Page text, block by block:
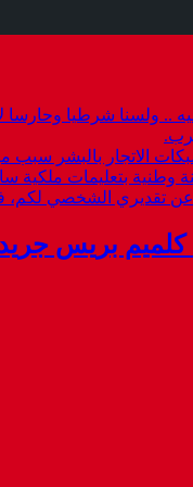
ولسنا شرطيا وحارسا
الاتجار بالبشر سبب
وطنية بتعليمات
عن تقديري الشخصي
كلميم بريس